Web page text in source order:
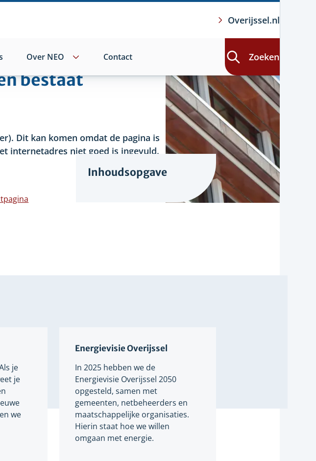
Overijssel.nl
Over NEO Contact Zoeken
bestaat
Dit kan komen omdat de pagina is
internetadres niet goed is ingevuld.
Inhoudsopgave
je
je
we
Energievisie Overijssel
In 2025 hebben we de
Energievisie Overijssel 2050
opgesteld, samen met
gemeenten, netbeheerders en
maatschappelijke organisaties.
Hierin staat hoe we willen
omgaan met energie.